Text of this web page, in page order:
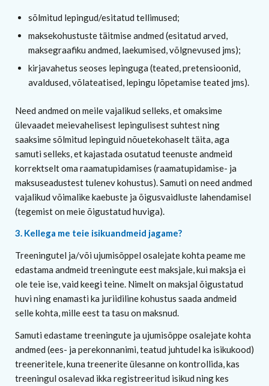
sõlmitud lepingud/esitatud tellimused;
maksekohustuste täitmise andmed (esitatud arved,
maksegraafiku andmed, laekumised, võlgnevused jms);
kirjavahetus seoses lepinguga (teated, pretensioonid,
avaldused, võlateatised, lepingu lõpetamise teated jms).
Need andmed on meile vajalikud selleks, et omaksime
ülevaadet meievahelisest lepingulisest suhtest ning
saaksime sõlmitud lepinguid nõuetekohaselt täita, aga
samuti selleks, et kajastada osutatud teenuste andmeid
korrektselt oma raamatupidamises (raamatupidamise- ja
maksuseadustest tulenev kohustus). Samuti on need andmed
vajalikud võimalike kaebuste ja õigusvaidluste lahendamisel
(tegemist on meie õigustatud huviga).
3. Kellega me teie isikuandmeid jagame?
Treeningutel ja/või ujumisõppel osalejate kohta peame me
edastama andmeid treeningute eest maksjale, kui maksja ei
ole teie ise, vaid keegi teine. Nimelt on maksjal õigustatud
huvi ning enamasti ka juriidiline kohustus saada andmeid
selle kohta, mille eest ta tasu on maksnud.
Samuti edastame treeningute ja ujumisõppe osalejate kohta
andmed (ees- ja perekonnanimi, teatud juhtudel ka isikukood)
treeneritele, kuna treenerite ülesanne on kontrollida, kas
treeningul osalevad ikka registreeritud isikud ning kes